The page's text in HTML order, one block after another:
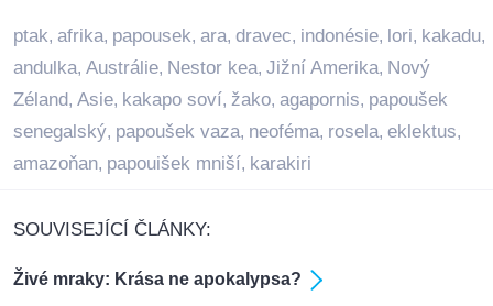
ptak, afrika, papousek, ara, dravec, indonésie, lori, kakadu,
andulka, Austrálie, Nestor kea, Jižní Amerika, Nový
Zéland, Asie, kakapo soví, žako, agapornis, papoušek
senegalský, papoušek vaza, neoféma, rosela, eklektus,
amazoňan, papouišek mniší, karakiri
SOUVISEJÍCÍ ČLÁNKY:
Živé mraky: Krása ne apokalypsa?